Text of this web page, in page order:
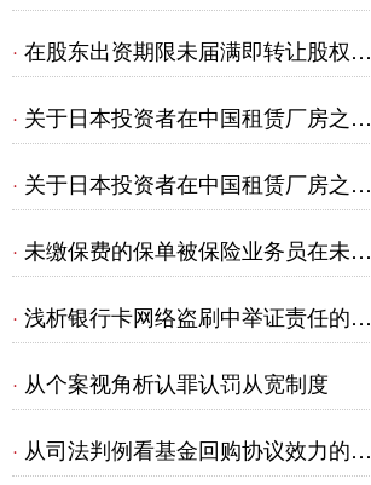
用？
· 在股东出资期限未届满即转让股权的
情形下，关于破产程序中追收未缴出
· 关于日本投资者在中国租赁厂房之重
点问题、易争议问题及风险提示
· 关于日本投资者在中国租赁厂房之重
点问题、易争议问题及风险提示
· 未缴保费的保单被保险业务员在未经
投保人同意的情形下撤销，保险公司
· 浅析银行卡网络盗刷中举证责任的承
担及认定标准
· 从个案视角析认罪认罚从宽制度
· 从司法判例看基金回购协议效力的认